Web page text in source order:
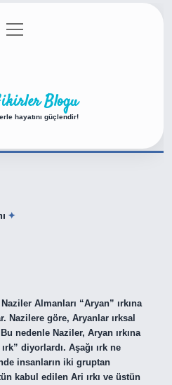
Politikası
menüyü
aç
Blogu
hayatını güçlendir!
Almanları “Aryan” ırkına
Nazilere göre, Aryanlar ırksal
nedenle Naziler, Aryan ırkına
diyorlardı. Aşağı ırk ne
insanların iki gruptan
kabul edilen Ari ırkı ve üstün